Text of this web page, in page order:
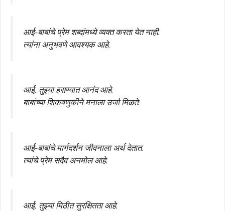
आई-बाबांचे प्रेम शब्दांमध्ये व्यक्त करता येत नाही.
त्यांना अनुभवणे आवश्यक आहे.
आई, तुझ्या हसण्यात आनंद आहे.
बाबांच्या शिकवणुकीने मनाला उर्जा मिळते.
आई-बाबांचे मार्गदर्शन जीवनाला अर्थ देतात.
त्यांचे प्रेम सदैव अनमोल आहे.
आई, तुझ्या मिठीत सुरक्षितता आहे.